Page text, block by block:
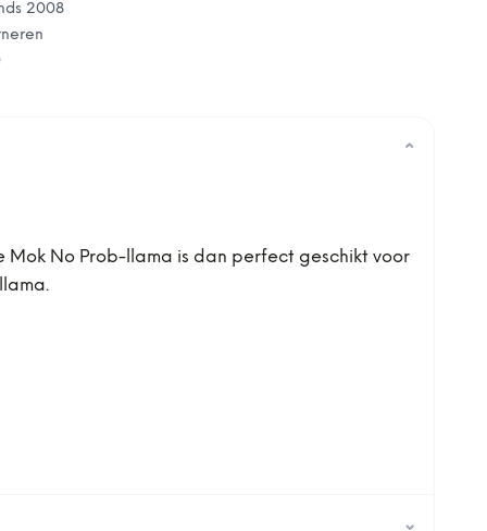
2008
⌄
No Prob-llama is dan perfect geschikt voor
⌄